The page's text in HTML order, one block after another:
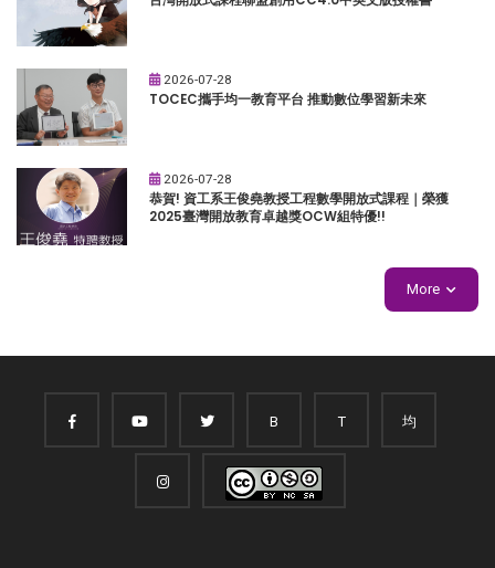
2026-07-28
TOCEC攜手均一教育平台 推動數位學習新未來
2026-07-28
恭賀! 資工系王俊堯教授工程數學開放式課程｜榮獲
2025臺灣開放教育卓越獎OCW組特優!!
More
B T 均